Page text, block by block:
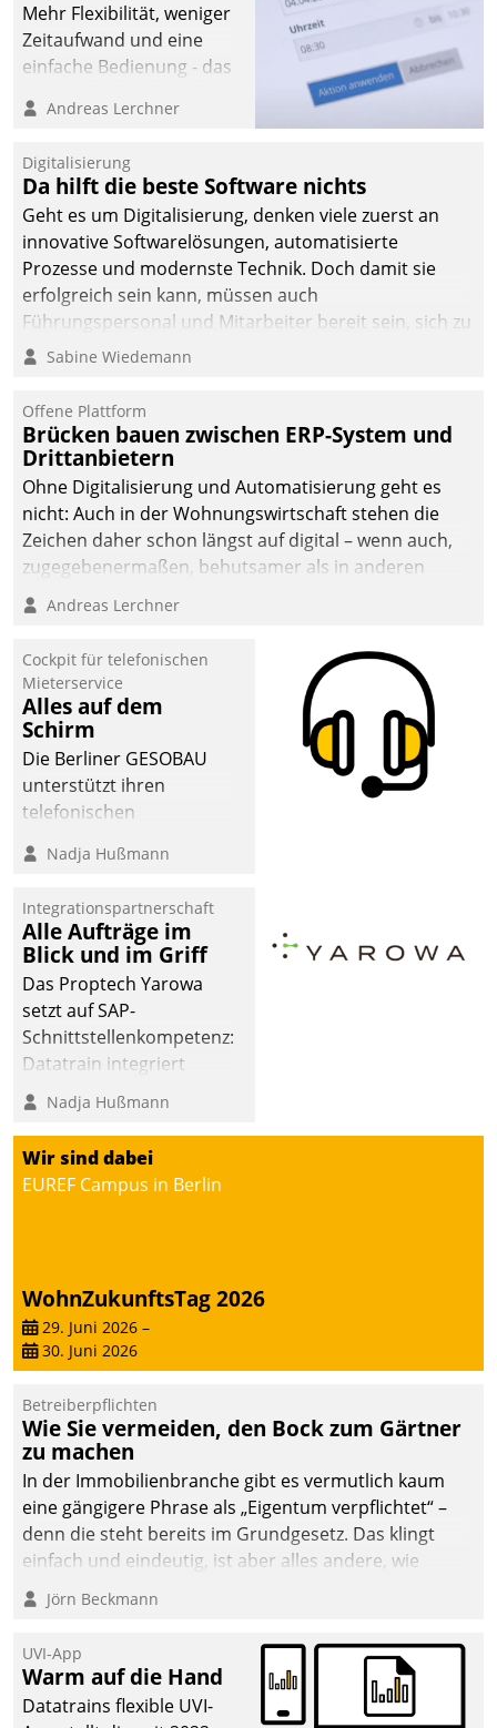
Mehr Flexibilität, weniger
Zeitaufwand und eine
einfache Bedienung - das
Cockpit für mobile
Datatrain. Die meravis
Wohnungsbau- und
Immobilien GmbH hat
sich dabei für den Betrieb
der Lösung über die SAP
Cloud Platform
entschieden - als erstes
Unternehmen am
Andreas Lerchner
Digitalisierung
Da hilft die beste Software nichts
Geht es um Digitalisierung, denken viele zuerst an
innovative Softwarelösungen, automatisierte
Prozesse und modernste Technik. Doch damit sie
erfolgreich sein kann, müssen auch
Führungspersonal und Mitarbeiter bereit sein, sich zu
verändern und anzupassen, sonst werden sie an ihr
Sabine Wiedemann
Offene Plattform
Brücken bauen zwischen ERP-System und
Drittanbietern
Ohne Digitalisierung und Automatisierung geht es
nicht: Auch in der Wohnungswirtschaft stehen die
Zeichen daher schon längst auf digital – wenn auch,
zugegebenermaßen, behutsamer als in anderen
Branchen.
Andreas Lerchner
Cockpit für telefonischen
Mieterservice
Alles auf dem
Schirm
Die Berliner GESOBAU
unterstützt ihren
telefonischen
digitalen Cockpit, das
passende Fragen und
Schlagworte auswirft.
Eine intuitive
Dialogführung ermöglicht
dem externen
Serviceteam, Anrufe von
Mietenden zügiger und
effizienter zu bearbeiten.
Nadja Hußmann
Integrationspartnerschaft
Alle Aufträge im
Blick und im Griff
Das Proptech Yarowa
setzt auf SAP-
Schnittstellenkompetenz:
Datatrain integriert
Yarowas Portal zur
Vergabe und Verwaltung
von Aufträgen der
operativen
Instandhaltung in die
– und beschleunigt damit
den Weg vom
Mieteranliegen zum
Nadja Hußmann
Wir sind dabei
EUREF Campus in Berlin
WohnZukunftsTag 2026
29. Juni 2026 –
30. Juni 2026
Betreiberpflichten
Wie Sie vermeiden, den Bock zum Gärtner
zu machen
In der Immobilienbranche gibt es vermutlich kaum
eine gängigere Phrase als „Eigentum verpflichtet“ –
denn die steht bereits im Grundgesetz. Das klingt
einfach und eindeutig, ist aber alles andere, wie
Branchenbeschäftigte wissen. Denn mit der
Verantwortung folgen Verpflichtungen.
Jörn Beckmann
UVI-App
Warm auf die Hand
Datatrains flexible UVI-